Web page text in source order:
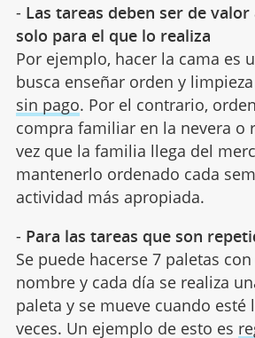
- Las tareas deben ser de
solo para el que lo realiza
Por ejemplo, hacer la cama es
busca enseñar orden y
sin pago. Por el contrario,
compra familiar en la nevera o
vez que la familia llega del
mantenerlo ordenado cada
actividad más apropiada.
- Para las tareas que son
Se puede hacerse 7 paletas
nombre y cada día se realiza
paleta y se mueve cuando esté
veces. Un ejemplo de esto es